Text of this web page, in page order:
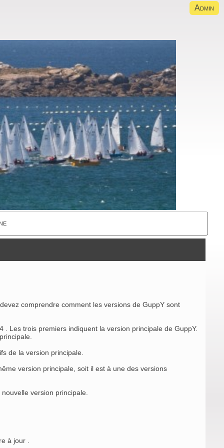
Admin
comprendre comment les versions de GuppY sont
Les trois premiers indiquent la version principale de GuppY.
de la version principale.
version principale, soit il est à une des versions
version principale.
à jour .